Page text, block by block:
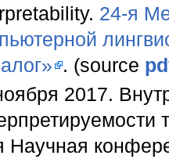
24-я
. (source
2017.
Научная